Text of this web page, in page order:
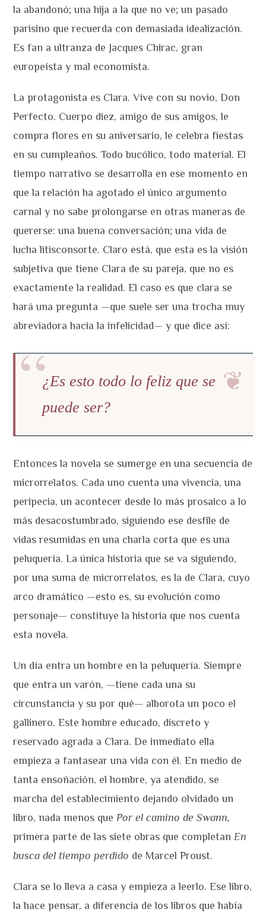
la abandonó; una hija a la que no ve; un pasado
parisino que recuerda con demasiada idealización.
Es fan a ultranza de Jacques Chirac, gran
europeísta y mal economista.
La protagonista es Clara. Vive con su novio, Don
Perfecto. Cuerpo diez, amigo de sus amigos, le
compra flores en su aniversario, le celebra fiestas
en su cumpleaños. Todo bucólico, todo material. El
tiempo narrativo se desarrolla en ese momento en
que la relación ha agotado el único argumento
carnal y no sabe prolongarse en otras maneras de
quererse: una buena conversación; una vida de
lucha litisconsorte. Claro está, que esta es la visión
subjetiva que tiene Clara de su pareja, que no es
exactamente la realidad. El caso es que clara se
hará una pregunta —que suele ser una trocha muy
abreviadora hacia la infelicidad— y que dice así:
¿Es esto todo lo feliz que se
puede ser?
Entonces la novela se sumerge en una secuencia de
microrrelatos. Cada uno cuenta una vivencia, una
peripecia, un acontecer desde lo más prosaico a lo
más desacostumbrado, siguiendo ese desfile de
vidas resumidas en una charla corta que es una
peluquería. La única historia que se va siguiendo,
por una suma de microrrelatos, es la de Clara, cuyo
arco dramático —esto es, su evolución como
personaje— constituye la historia que nos cuenta
esta novela.
Un día entra un hombre en la peluquería. Siempre
que entra un varón, —tiene cada una su
circunstancia y su por qué— alborota un poco el
gallinero. Este hombre educado, discreto y
reservado agrada a Clara. De inmediato ella
empieza a fantasear una vida con él. En medio de
tanta ensoñación, el hombre, ya atendido, se
marcha del establecimiento dejando olvidado un
libro, nada menos que Por el camino de Swann,
primera parte de las siete obras que completan En
busca del tiempo perdido de Marcel Proust.
Clara se lo lleva a casa y empieza a leerlo. Ese libro,
la hace pensar, a diferencia de los libros que había